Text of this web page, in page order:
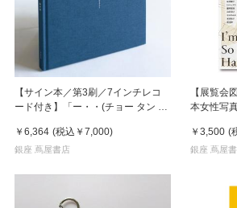
【サイン本／第3刷／7インチレコ
ード付き】「ー・・(チョー タン タ
￥6,364 (税込 ￥7,000)
銀座 蔦屋書店
【展覧会
本女性写
￥3,500 (
銀座 蔦屋